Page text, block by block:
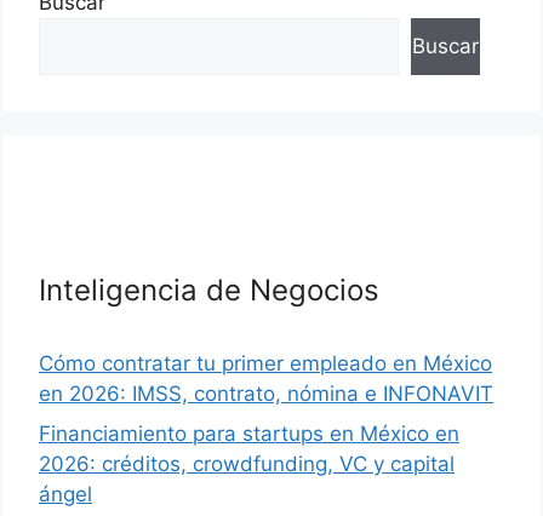
Buscar
Inteligencia de Negocios
Cómo contratar tu primer empleado en México
en 2026: IMSS, contrato, nómina e INFONAVIT
Financiamiento para startups en México en
2026: créditos, crowdfunding, VC y capital
ángel